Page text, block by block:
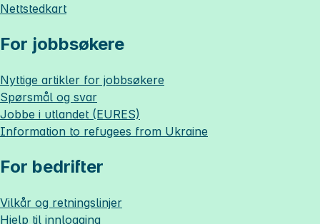
Nettstedkart
For jobbsøkere
Nyttige artikler for jobbsøkere
Spørsmål og svar
Jobbe i utlandet (EURES)
Information to refugees from Ukraine
For bedrifter
Vilkår og retningslinjer
Hjelp til innlogging